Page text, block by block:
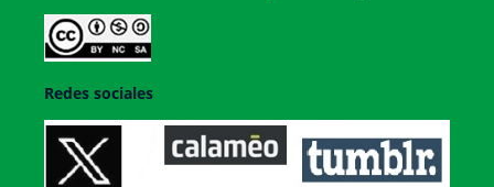
Redes sociales